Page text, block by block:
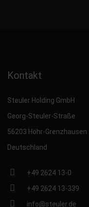
Kontakt
Steuler Holding GmbH
Georg-Steuler-Straße
56203 Höhr-Grenzhausen
Deutschland
+49 2624 13-0
+49 2624 13-339
info@steuler.de